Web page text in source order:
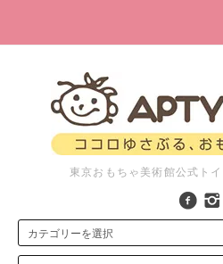
東京おもちゃ美術館公式ト